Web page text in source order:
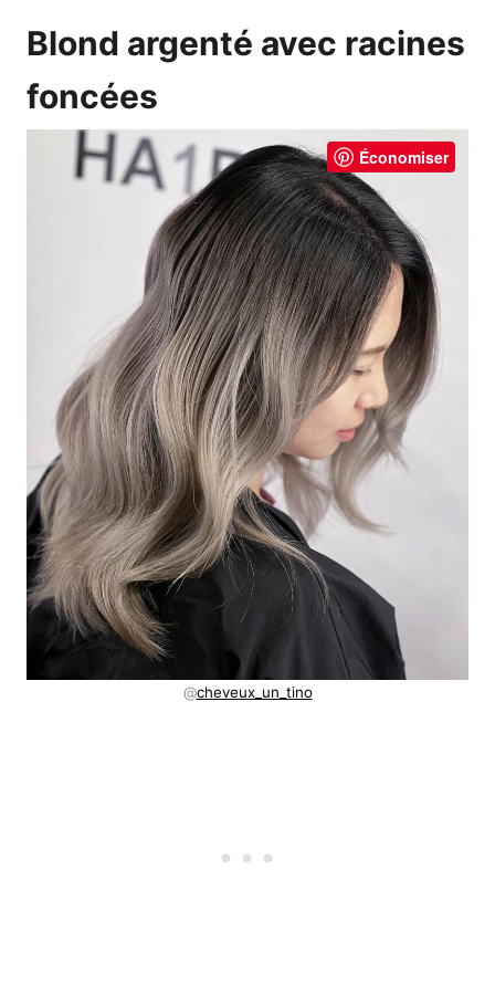
Blond argenté avec racines
foncées
Économiser
@cheveux_un_tino